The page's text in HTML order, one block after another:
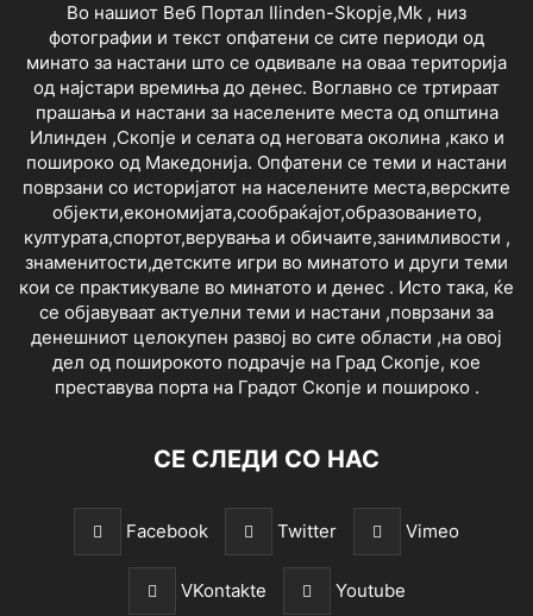
Во нашиот Веб Портал Ilinden-Skopje,Mk , низ
фотографии и текст опфатени се сите периоди од
минато за настани што се одвивале на оваа територија
од најстари времиња до денес. Воглавно се тртираат
прашања и настани за населените места од општина
Илинден ,Скопје и селата од неговата околина ,како и
пошироко од Македонија. Опфатени се теми и настани
поврзани со историјатот на населените места,верските
објекти,економијата,сообраќајот,образованието,
културата,спортот,верувања и обичаите,занимливости ,
знаменитости,детските игри во минатото и други теми
кои се практикувале во минатото и денес . Исто така, ќе
се објавуваат актуелни теми и настани ,поврзани за
денешниот целокупен развој во сите области ,на овој
дел од поширокото подрачје на Град Скопје, кое
преставува порта на Градот Скопје и пошироко .
СЕ СЛЕДИ СО НАС
Facebook Twitter Vimeo
VKontakte Youtube